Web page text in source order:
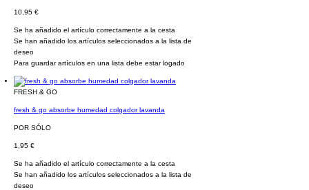
10,95 €
Se ha añadido el artículo correctamente a la cesta
Se han añadido los artículos seleccionados a la lista de
deseo
Para guardar artículos en una lista debe estar logado
FRESH & GO
fresh & go absorbe humedad colgador lavanda
POR SÓLO
1,95 €
Se ha añadido el artículo correctamente a la cesta
Se han añadido los artículos seleccionados a la lista de
deseo